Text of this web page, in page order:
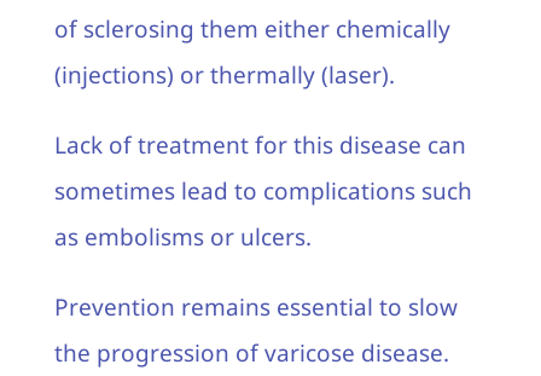
of sclerosing them either chemically
(injections) or thermally (laser).
Lack of treatment for this disease can
sometimes lead to complications such
as embolisms or ulcers.
Prevention remains essential to slow
the progression of varicose disease.